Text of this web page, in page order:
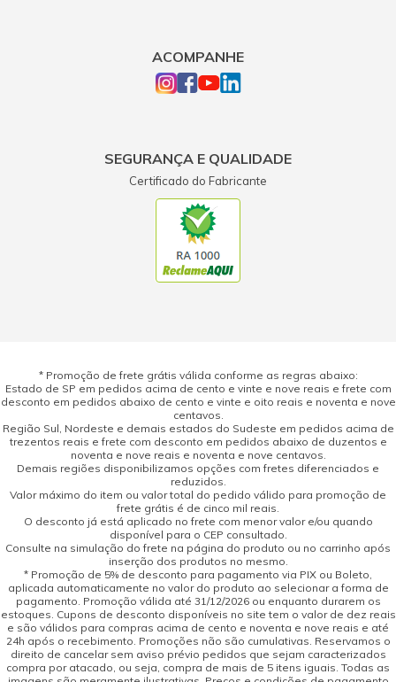
ACOMPANHE
SEGURANÇA E QUALIDADE
Certificado do Fabricante
* Promoção de frete grátis válida conforme as regras abaixo:
Estado de SP em pedidos acima de cento e vinte e nove reais e frete com
desconto em pedidos abaixo de cento e vinte e oito reais e noventa e nove
centavos.
Região Sul, Nordeste e demais estados do Sudeste em pedidos acima de
trezentos reais e frete com desconto em pedidos abaixo de duzentos e
noventa e nove reais e noventa e nove centavos.
Demais regiões disponibilizamos opções com fretes diferenciados e
reduzidos.
Valor máximo do item ou valor total do pedido válido para promoção de
frete grátis é de cinco mil reais.
O desconto já está aplicado no frete com menor valor e/ou quando
disponível para o CEP consultado.
Consulte na simulação do frete na página do produto ou no carrinho após
inserção dos produtos no mesmo.
* Promoção de 5% de desconto para pagamento via PIX ou Boleto,
aplicada automaticamente no valor do produto ao selecionar a forma de
pagamento. Promoção válida até 31/12/2026 ou enquanto durarem os
estoques. Cupons de desconto disponíveis no site tem o valor de dez reais
e são válidos para compras acima de cento e noventa e nove reais e até
24h após o recebimento. Promoções não são cumulativas. Reservamos o
direito de cancelar sem aviso prévio pedidos que sejam caracterizados
compra por atacado, ou seja, compra de mais de 5 itens iguais. Todas as